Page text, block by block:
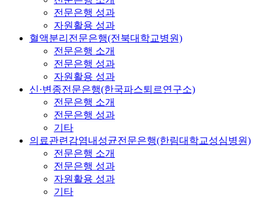
전문은행 성과
자원활용 성과
혈액분리전문은행(전북대학교병원)
전문은행 소개
전문은행 성과
자원활용 성과
신·변종전문은행(한국파스퇴르연구소)
전문은행 소개
전문은행 성과
기타
의료관련감염내성균전문은행(한림대학교성심병원)
전문은행 소개
전문은행 성과
자원활용 성과
기타